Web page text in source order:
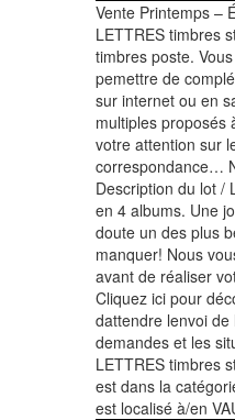
Vente Printemps –
LETTRES timbres
timbres poste.
pemettre de
sur internet ou en
multiples proposés
votre attention sur
correspondance…
Description du lot /
en 4 albums. Une
doute un des plus
manquer! Nous
avant de réaliser
Cliquez ici pour
dattendre lenvoi
demandes et les
LETTRES timbres
est dans la
est localisé à/en